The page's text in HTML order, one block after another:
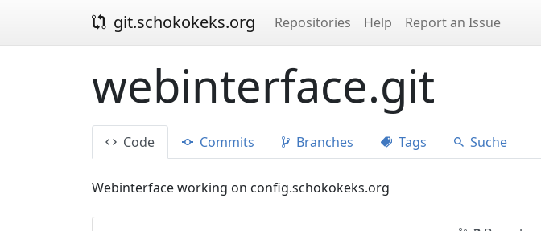
git.schokokeks.org Repositories Help Report an Issue
webinterface.git
Code Commits Branches Tags Suche
Webinterface working on config.schokokeks.org